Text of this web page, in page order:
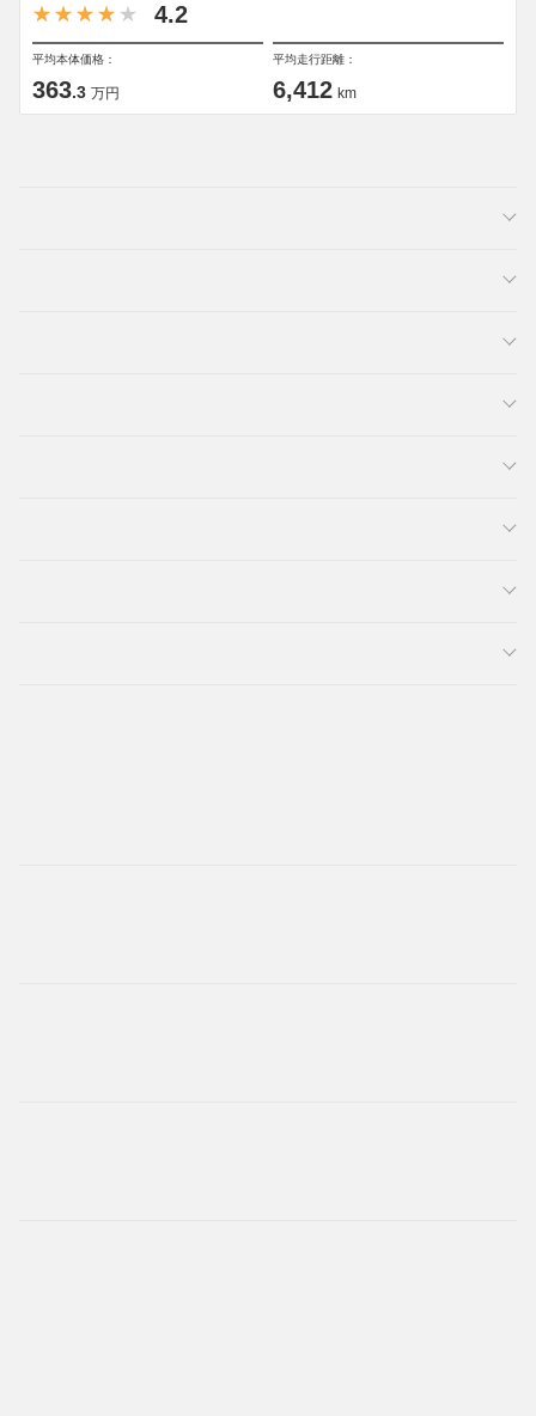
4.2
平均本体価格：
363.3 万円
平均走行距離：
6,412 km